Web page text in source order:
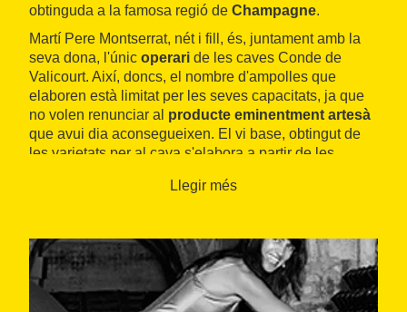
obtinguda a la famosa regió de Champagne.
Martí Pere Montserrat, nét i fill, és, juntament amb la
seva dona, l'únic operari de les caves Conde de
Valicourt. Així, doncs, el nombre d'ampolles que
elaboren està limitat per les seves capacitats, ja que
no volen renunciar al producte eminentment artesà
que avui dia aconsegueixen. El vi base, obtingut de
les varietats per al cava s'elabora a partir de les
negra a la finca que diversos membres de la família
Lespetites cavesConde de Valicourt deSant
Sadurní d'Anoiaofereixen una visita senzilla però
amb un tracte molt personalitzat. De fet, els visitants
són atesos pels propietaris, el matrimoni format per
Llegir més